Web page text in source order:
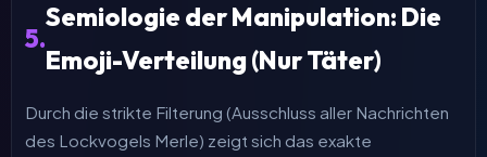
5.
Semiologie der Manipulation: Die
Emoji-Verteilung (Nur Täter)
Durch die strikte Filterung (Ausschluss aller Nachrichten
des Lockvogels Merle) zeigt sich das exakte